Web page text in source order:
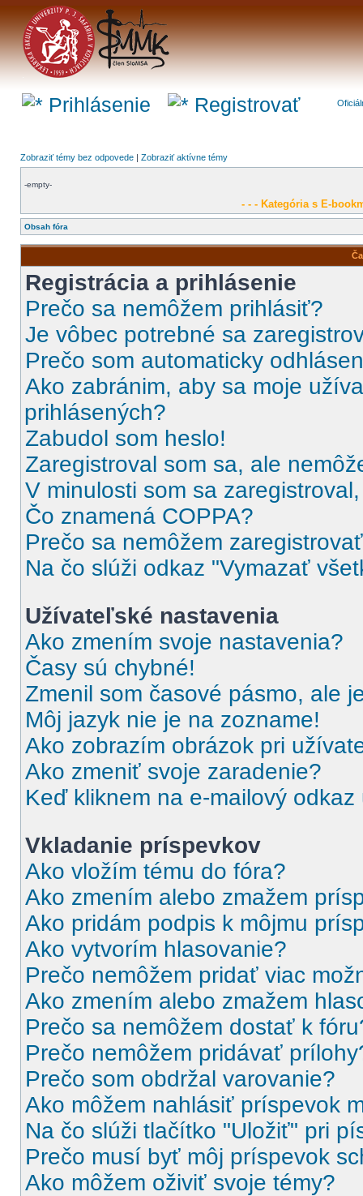
Prihlásenie Registrovať
Zobraziť témy bez odpovede | Zobraziť aktívne témy
-empty-
- - - Kategória s E-
Obsah fóra
Registrácia a prihlásenie
Prečo sa nemôžem prihlásiť?
Je vôbec potrebné sa
Prečo som automaticky
Ako zabránim, aby sa moje
prihlásených?
Zabudol som heslo!
Zaregistroval som sa, ale
V minulosti som sa
Čo znamená COPPA?
Prečo sa nemôžem
Na čo slúži odkaz "Vymazať
Užívateľské nastavenia
Ako zmením svoje nastavenia?
Časy sú chybné!
Zmenil som časové pásmo, ale
Môj jazyk nie je na zozname!
Ako zobrazím obrázok pri
Ako zmeniť svoje zaradenie?
Keď kliknem na e-mailový
Vkladanie príspevkov
Ako vložím tému do fóra?
Ako zmením alebo zmažem
Ako pridám podpis k môjmu
Ako vytvorím hlasovanie?
Prečo nemôžem pridať viac
Ako zmením alebo zmažem
Prečo sa nemôžem dostať k
Prečo nemôžem pridávať
Prečo som obdržal varovanie?
Ako môžem nahlásiť príspevok
Na čo slúži tlačítko "Uložiť" pri
Prečo musí byť môj príspevok
Ako môžem oživiť svoje témy?